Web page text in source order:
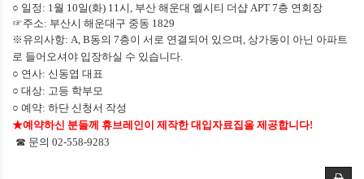
○ 일정: 1 월 10일(화) 11 시 부산 해운대 엘시티 더샵 APT 7층 연회장
☞주소: 부산시 해운대구 중동 1829
※유의사항: A, B동의 7층이 서로 연결되어 있으며, 상가동이 아닌 아파트
로 들어오셔야 입장하실 수 있습니다.
○ 연사: 신동엽 대표
○ 대상: 고등 학부모
○ 예약: 하단 신청서 작성
★예약하신 분들께 휴브레인이 제작한 대입자료집을 제공합니다!
☎ 문의 02-558-9283